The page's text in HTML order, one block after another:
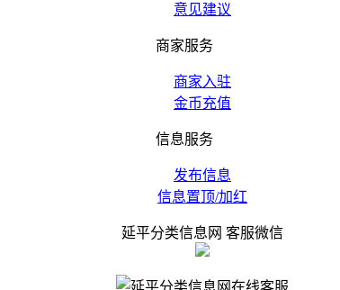
意见建议
商家服务
商家入驻
金币充值
信息服务
发布信息
信息置顶/加红
延平分类信息网 客服微信